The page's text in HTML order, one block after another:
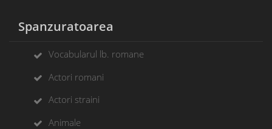
Spanzuratoarea
Vocabularul lb. romane
Actori romani
Actori straini
Animale